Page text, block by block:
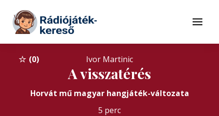
Tovább a tartalomhoz
Menü
0 Ivor Martinic
A visszatérés
Horvát mű magyar hangjáték-változata
5 perc